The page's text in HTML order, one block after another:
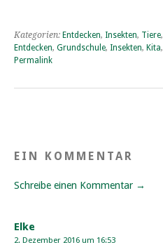
Kategorien: Entdecken, Insekten, Tiere,
Entdecken, Grundschule, Insekten, Kita,
Permalink
EIN KOMMENTAR
Schreibe einen Kommentar →
Elke
2. Dezember 2016 um 16:53